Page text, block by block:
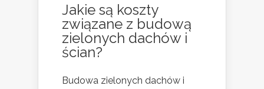
Jakie są koszty
związane z budową
zielonych dachów i
ścian?
Budowa zielonych dachów i